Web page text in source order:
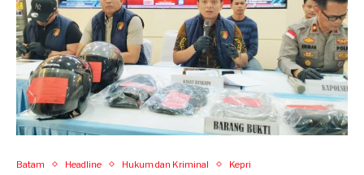
Batam Headline Hukum dan Kriminal Kepri